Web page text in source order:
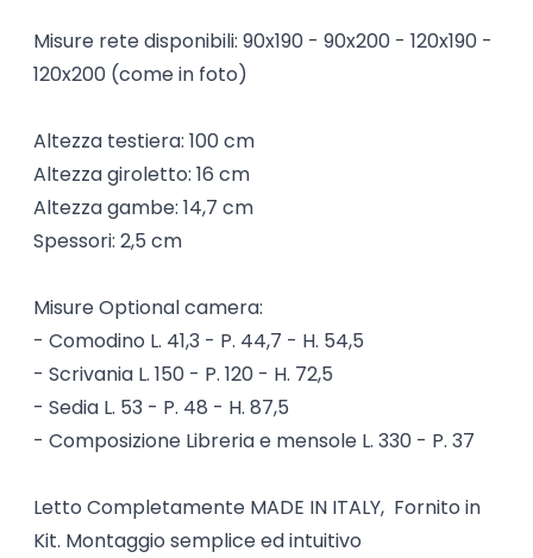
Misure rete disponibili: 90x190 - 90x200 - 120x190 -
120x200 (come in foto)
Altezza testiera: 100 cm
Altezza giroletto: 16 cm
Altezza gambe: 14,7 cm
Spessori: 2,5 cm
Misure Optional camera:
- Comodino L. 41,3 - P. 44,7 - H. 54,5
- Scrivania L. 150 - P. 120 - H. 72,5
- Sedia L. 53 - P. 48 - H. 87,5
- Composizione Libreria e mensole L. 330 - P. 37
Letto Completamente MADE IN ITALY, Fornito in
Kit. Montaggio semplice ed intuitivo